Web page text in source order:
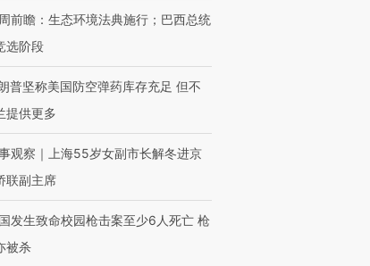
前瞻：生态环境法典施行；巴西总统
选阶段
普坚称美国防空弹药库存充足 但不
提供更多
观察｜上海55岁女副市长解冬进京
联副主席
发生致命校园枪击案至少6人死亡 枪
被杀